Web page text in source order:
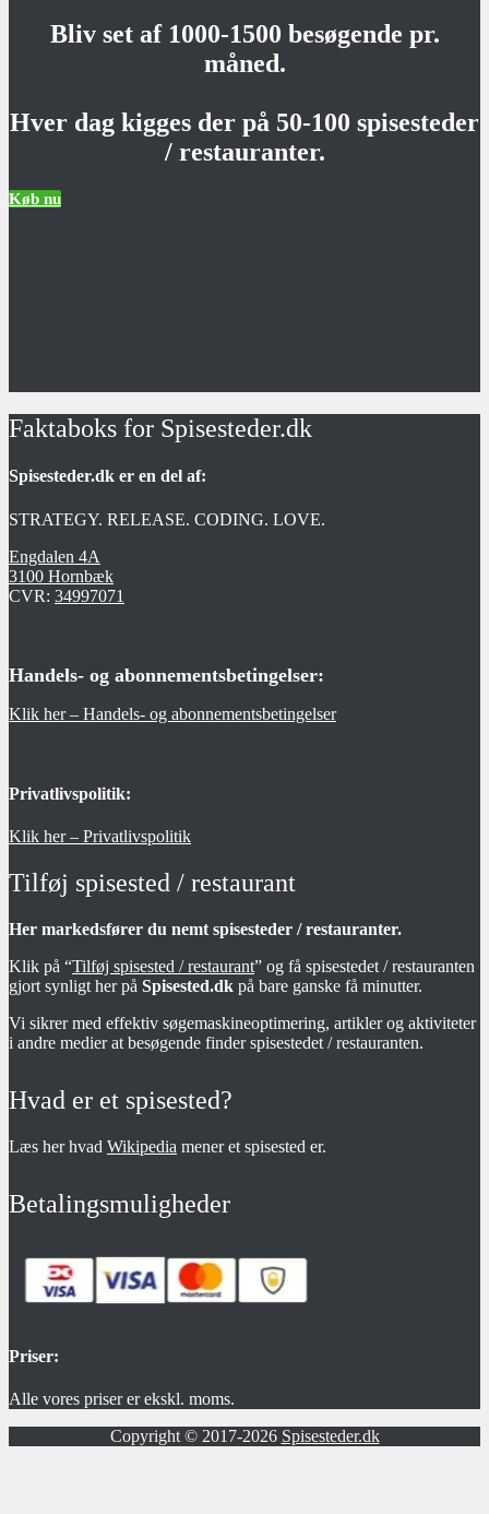
Bliv set af 1000-1500 besøgende pr.
måned.
Hver dag kigges der på 50-100 spisesteder
/ restauranter.
Køb nu
Faktaboks for Spisesteder.dk
Spisesteder.dk er en del af:
STRATEGY. RELEASE. CODING. LOVE.
Engdalen 4A
3100 Hornbæk
CVR: 34997071
Handels- og abonnementsbetingelser:
Klik her – Handels- og abonnementsbetingelser
Privatlivspolitik:
Klik her – Privatlivspolitik
Tilføj spisested / restaurant
Her markedsfører du nemt spisesteder / restauranter.
Klik på “Tilføj spisested / restaurant” og få spisestedet / restauranten
gjort synligt her på Spisested.dk på bare ganske få minutter.
Vi sikrer med effektiv søgemaskineoptimering, artikler og aktiviteter
i andre medier at besøgende finder spisestedet / restauranten.
Hvad er et spisested?
Læs her hvad Wikipedia mener et spisested er.
Betalingsmuligheder
Priser:
Alle vores priser er ekskl. moms.
Copyright © 2017-2026 Spisesteder.dk